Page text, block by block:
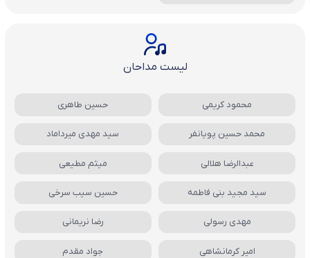
لیست مداحان
محمود کریمی حسین طاهری
محمد حسین پویانفر سید مهدی میرداماد
عبدالرضا هلالی میثم مطیعی
سید مجید بنی فاطمه حسین سیب سرخی
مهدی رسولی رضا نریمانی
امیر کرمانشاهی جواد مقدم